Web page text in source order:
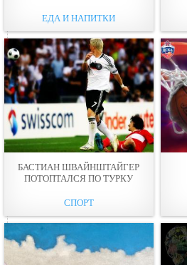
ЕДА И НАПИТКИ
БАСТИАН ШВАЙНШТАЙГЕР
ПОТОПТАЛСЯ ПО ТУРКУ
СПОРТ